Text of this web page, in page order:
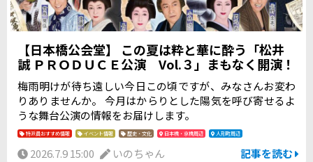
【日本橋公会堂】 この夏は粋と華に酔う「松井
誠 ＰＲＯＤＵＣＥ公演 Vol.３」まもなく開演！
梅雨明けが待ち遠しい今日この頃ですが、みなさんお変わ
りありませんか。 今月はからりとした陽気を呼び寄せるよ
うな舞台公演の情報をお届けします。
特派員おすすめ情報 イベント情報 歴史・文化 日本橋・京橋周辺 人形町周辺
2026.7.9 15:00 いのちゃん 記事を読む